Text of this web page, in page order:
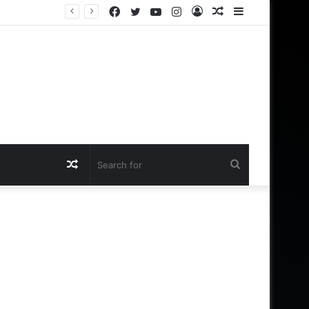
Sidebar
Random
Log
Instagram
YouTube
Twitter
Facebook
Random